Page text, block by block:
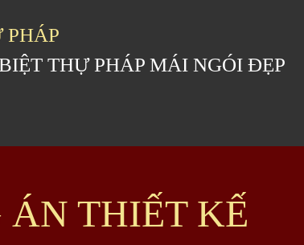
PHÁP
THỰ PHÁP MÁI NGÓI ĐẸP
ÁN THIẾT KẾ